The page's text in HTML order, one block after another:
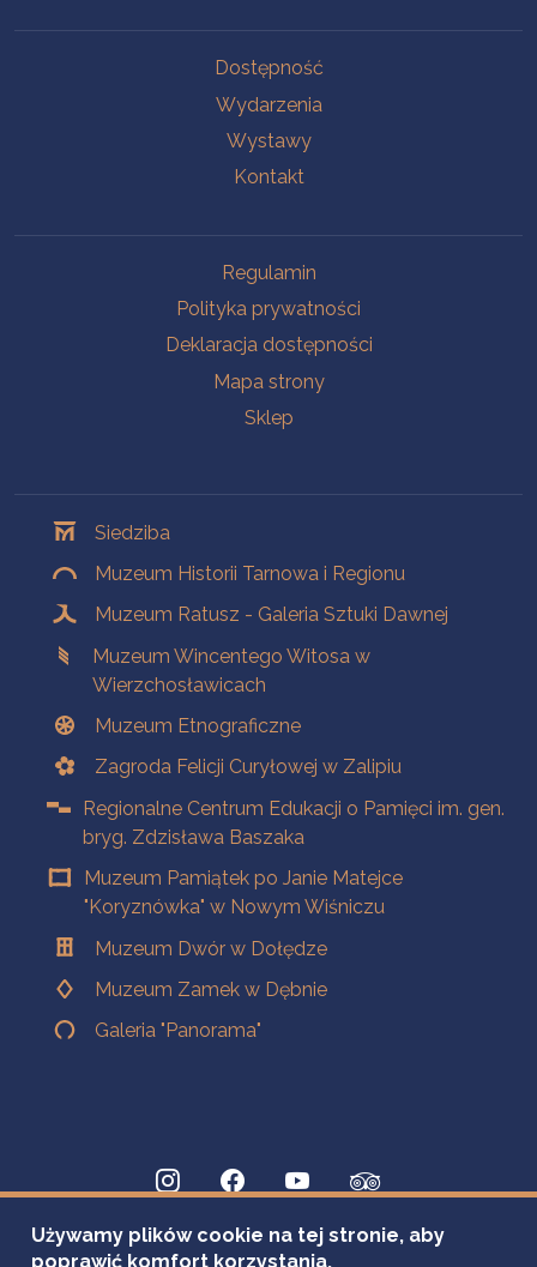
Dostępność
Wydarzenia
Wystawy
Kontakt
Regulamin
Polityka prywatności
Deklaracja dostępności
Mapa strony
Sklep
Siedziba
Muzeum Historii Tarnowa i Regionu
Muzeum Ratusz - Galeria Sztuki Dawnej
Muzeum Wincentego Witosa w
Wierzchosławicach
Muzeum Etnograficzne
Zagroda Felicji Curyłowej w Zalipiu
Regionalne Centrum Edukacji o Pamięci im. gen.
bryg. Zdzisława Baszaka
Muzeum Pamiątek po Janie Matejce
"Koryznówka" w Nowym Wiśniczu
Muzeum Dwór w Dołędze
Muzeum Zamek w Dębnie
Galeria "Panorama"
Używamy plików cookie na tej stronie, aby
poprawić komfort korzystania.